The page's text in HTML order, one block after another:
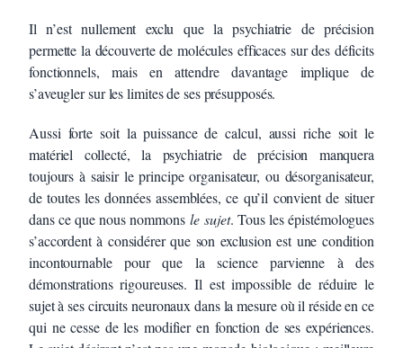
Il n’est nullement exclu que la psychiatrie de précision
permette la découverte de molécules efficaces sur des déficits
fonctionnels, mais en attendre davantage implique de
s’aveugler sur les limites de ses présupposés.
Aussi forte soit la puissance de calcul, aussi riche soit le
matériel collecté, la psychiatrie de précision manquera
toujours à saisir le principe organisateur, ou désorganisateur,
de toutes les données assemblées, ce qu’il convient de situer
dans ce que nous nommonsle sujet. Tous les épistémologues
s’accordent à considérer que son exclusion est une condition
incontournable pour que la science parvienne à des
démonstrations rigoureuses. Il est impossible de réduire le
sujet à ses circuits neuronaux dans la mesure où il réside en ce
qui ne cesse de les modifier en fonction de ses expériences.